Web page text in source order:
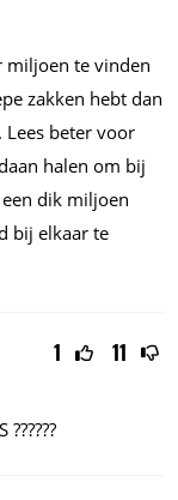
miljoen te vinden
zakken hebt dan
Lees beter voor
halen om bij
dik miljoen
bij elkaar te
1 11